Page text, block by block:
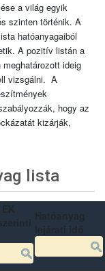
a világ egyik
szinten történik. A
hatóanyagaiból
A pozitív listán a
ideig
vizsgálni. A
hogy az
kizárják,
lista